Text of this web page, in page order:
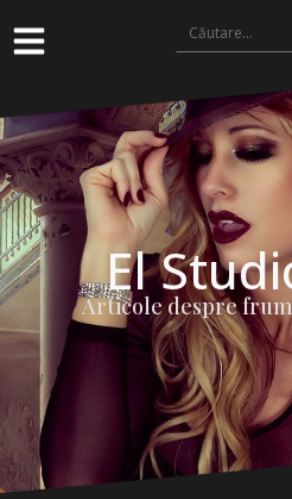
El
Articole despre